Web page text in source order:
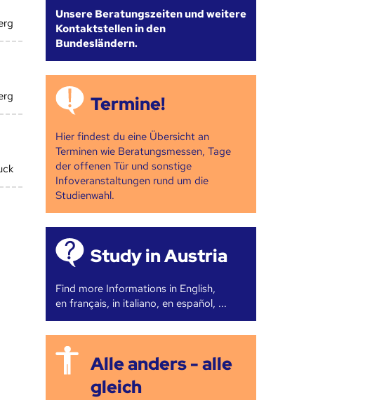
Unsere Beratungszeiten und weitere
Kontaktstellen in den
Bundesländern.
Termine!
Hier findest du eine Übersicht an
Terminen wie Beratungsmessen, Tage
der offenen Tür und sonstige
Infoveranstaltungen rund um die
Studienwahl.
Study in Austria
Find more Informations in English,
en français, in italiano, en español, ...
Alle anders - alle
gleich